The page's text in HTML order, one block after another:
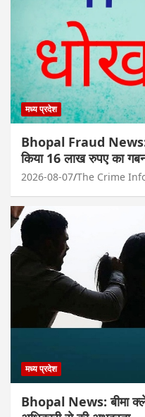
मध्य प्रदेश
Bhopal Fraud News:
किया 16 लाख रुपए का
2026-08-07 The Crime
मध्य प्रदेश
Bhopal News: बीमा